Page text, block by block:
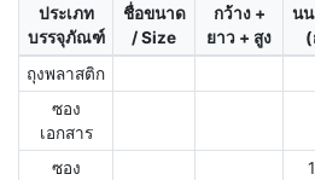
ประเภท
บรรจุภัณฑ์
ชื่อขนาด
/ Size
กว้าง +
ยาว + สูง
น
ถุงพลาสติก
ซอง
เอกสาร
ซอง